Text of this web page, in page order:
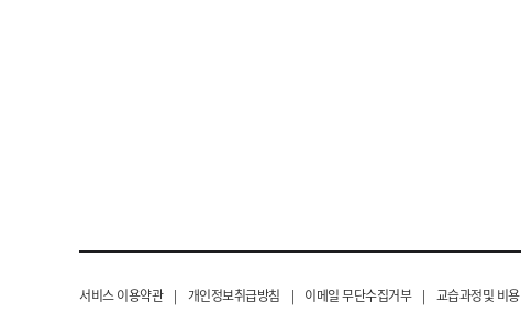
서비스 이용약관 | 개인정보취급방침 | 이메일 무단수집거부 | 교습과정및 비용